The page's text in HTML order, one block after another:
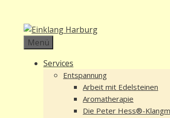
Inhalt
springen
Menü
Services
Entspannung
Arbeit mit Edelsteinen
Aromatherapie
Die Peter Hess®-